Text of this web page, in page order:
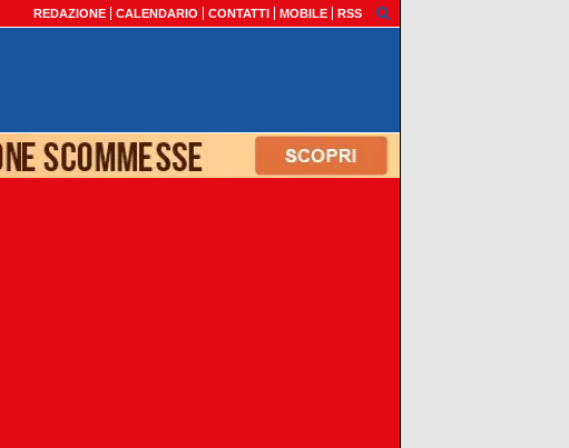
REDAZIONE CALENDARIO CONTATTI MOBILE RSS